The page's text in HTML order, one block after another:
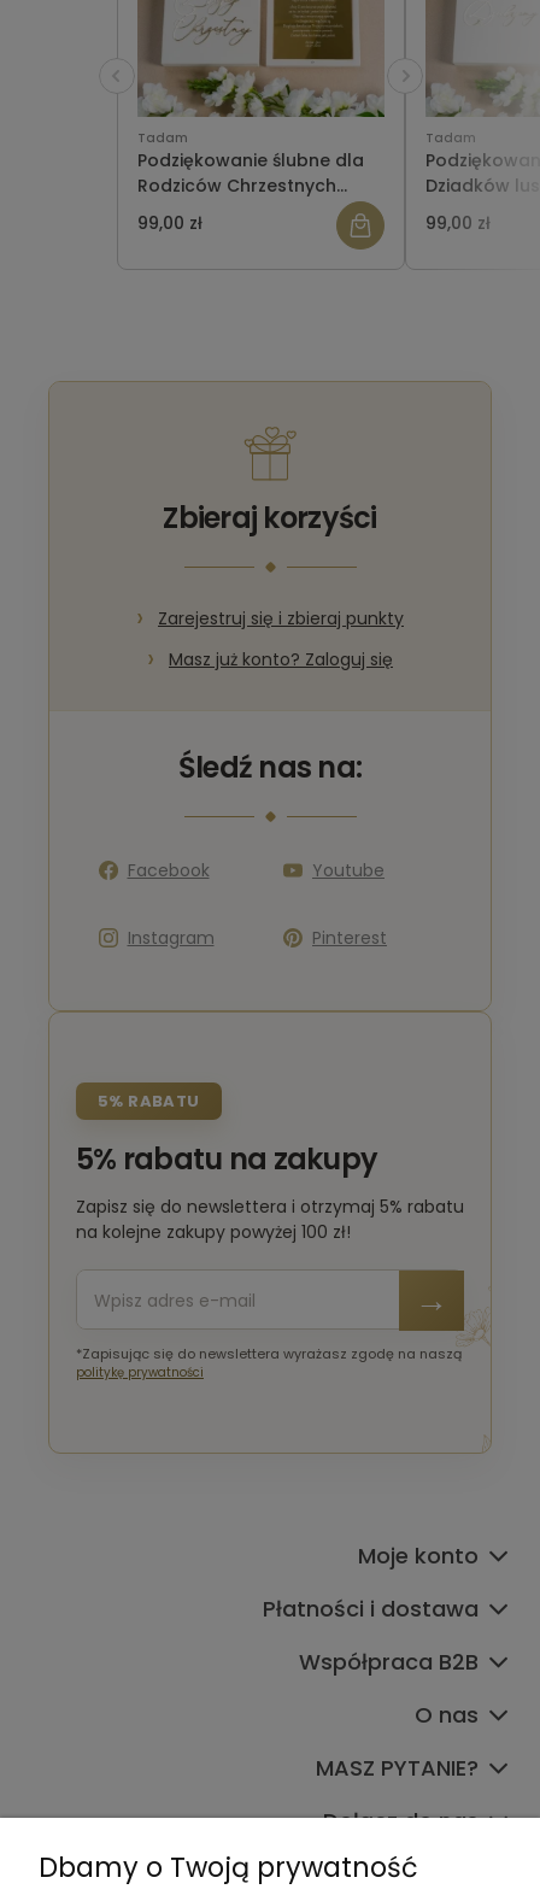
Tadam
Podziękowanie ślubne dla
Rodziców Chrzestnych
lustrzane w pudełeczku ze
zdjęciem
99,00 zł
Tadam
Dziadków
pudełeczku
99,00 zł
Zbieraj korzyści
Zarejestruj się i zbieraj punkty
Masz już konto? Zaloguj się
Śledź nas na:
Facebook Youtube
Instagram Pinterest
5% RABATU
5% rabatu na zakupy
Zapisz się do newslettera i otrzymaj 5% rabatu
na kolejne zakupy powyżej 100 zł!
*Zapisując się do newslettera wyrażasz zgodę na naszą
politykę prywatności
Moje konto
Płatności i dostawa
Współpraca B2B
O nas
MASZ PYTANIE?
Dołącz do nas
Dbamy o Twoją prywatność